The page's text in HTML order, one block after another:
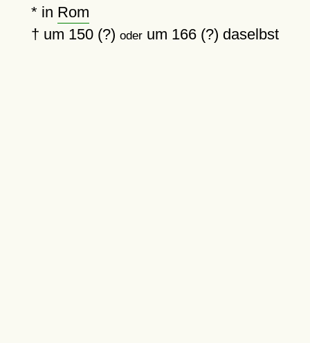
* in Rom
† um 150 (?) oder um 166 (?) daselbst